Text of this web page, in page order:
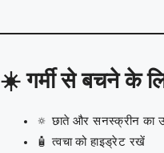
☀️गर्मी से बचने के
🔅 छाते और सनस्क्रीन का
🧴 त्वचा को हाइड्रेट रखें